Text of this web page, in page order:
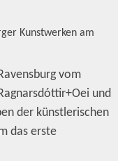
Kunstwerken am
vom
und
der künstlerischen
das erste